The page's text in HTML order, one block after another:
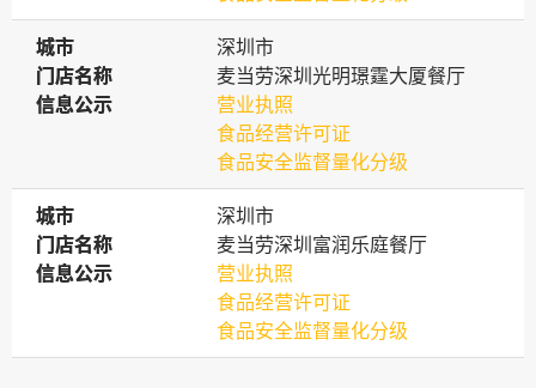
城市
城市
深圳市
门店名称
门店名称
麦当劳深圳光明璟霆大厦餐厅
信息公示
信息公示
营业执照
食品经营许可证
食品安全监督量化分级
城市
城市
深圳市
门店名称
门店名称
麦当劳深圳富润乐庭餐厅
信息公示
信息公示
营业执照
食品经营许可证
食品安全监督量化分级